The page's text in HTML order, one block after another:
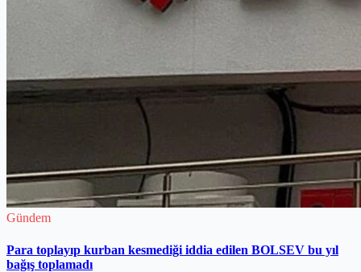
Gündem
Para toplayıp kurban kesmediği iddia edilen BOLSEV bu yıl
bağış toplamadı